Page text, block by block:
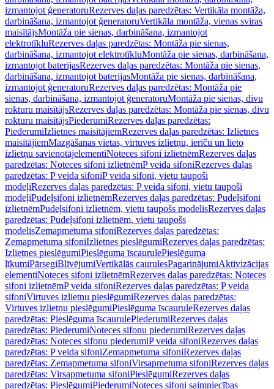
izmantojot ģeneratoruRezerves daļas paredzētas: Vertikāla montāža,
darbināšana, izmantojot ģeneratoruVertikāla montāža, vienas sviras
maisītājsMontāža pie sienas, darbināšana, izmantojot
elektrotīkluRezerves daļas paredzētas: Montāža pie sienas,
darbināšana, izmantojot elektrotīkluMontāža pie sienas, darbināšana,
izmantojot baterijasRezerves daļas paredzētas: Montāža pie sienas,
darbināšana, izmantojot baterijasMontāža pie sienas, darbināšana,
izmantojot ģeneratoruRezerves daļas paredzētas: Montāža pie
sienas, darbināšana, izmantojot ģeneratoruMontāža pie sienas, divu
rokturu maisītājsRezerves daļas paredzētas: Montāža pie sienas, divu
rokturu maisītājsPiederumiRezerves daļas paredzētas:
PiederumiIzlietnes maisītājiemRezerves daļas paredzētas: Izlietnes
maisītājiemMazgāšanas vietas, virtuves izlietņu, ierīču un lieto
izlietņu savienotājelementiNoteces sifoni izlietnēmRezerves daļas
paredzētas: Noteces sifoni izlietnēmP veida sifoniRezerves daļas
paredzētas: P veida sifoniP veida sifoni, vietu taupoši
modeļiRezerves daļas paredzētas: P veida sifoni, vietu taupoši
modeļiPudeļsifoni izlietnēmRezerves daļas paredzētas: Pudeļsifoni
izlietnēmPudeļsifoni izlietnēm, vietu taupošs modelisRezerves daļas
paredzētas: Pudeļsifoni izlietnēm, vietu taupošs
modelisZemapmetuma sifoniRezerves daļas paredzētas:
Zemapmetuma sifoniIzlietnes pieslēgumiRezerves daļas paredzētas:
Izlietnes pieslēgumiPieslēguma īscaurulePieslēguma
līkumiPārsegiBlīvējumiVertikālās caurulesPagarinājumiAktivizācijas
elementiNoteces sifoni izlietnēmRezerves daļas paredzētas: Noteces
sifoni izlietnēmP veida sifoniRezerves daļas paredzētas: P veida
sifoniVirtuves izlietņu pieslēgumiRezerves daļas paredzētas:
Virtuves izlietņu pieslēgumiPieslēguma īscauruleRezerves daļas
paredzētas: Pieslēguma īscaurulePiederumiRezerves daļas
paredzētas: PiederumiNoteces sifonu piederumiRezerves daļas
paredzētas: Noteces sifonu piederumiP veida sifoniRezerves daļas
paredzētas: P veida sifoniZemapmetuma sifoniRezerves daļas
paredzētas: Zemapmetuma sifoniVirsapmetuma sifoniRezerves daļas
paredzētas: Virsapmetuma sifoniPieslēgumiRezerves daļas
paredzētas: PieslēgumiPiederumiNoteces sifoni saimniecības